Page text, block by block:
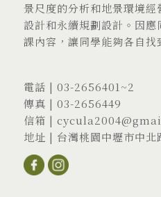
景尺度的分析和地景環境
設計和永續規劃設計。因
課內容，讓同學能夠各自找
電話 | 03-2656401 ~2
傳真 | 03-2656449
信箱 |
地址 | 台灣桃園中壢市中